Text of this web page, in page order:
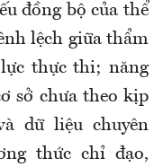
đồng bộ của thể
lệch giữa thẩm
thực thi; năng
sở chưa theo kịp
dữ liệu chuyên
thức chỉ đạo,